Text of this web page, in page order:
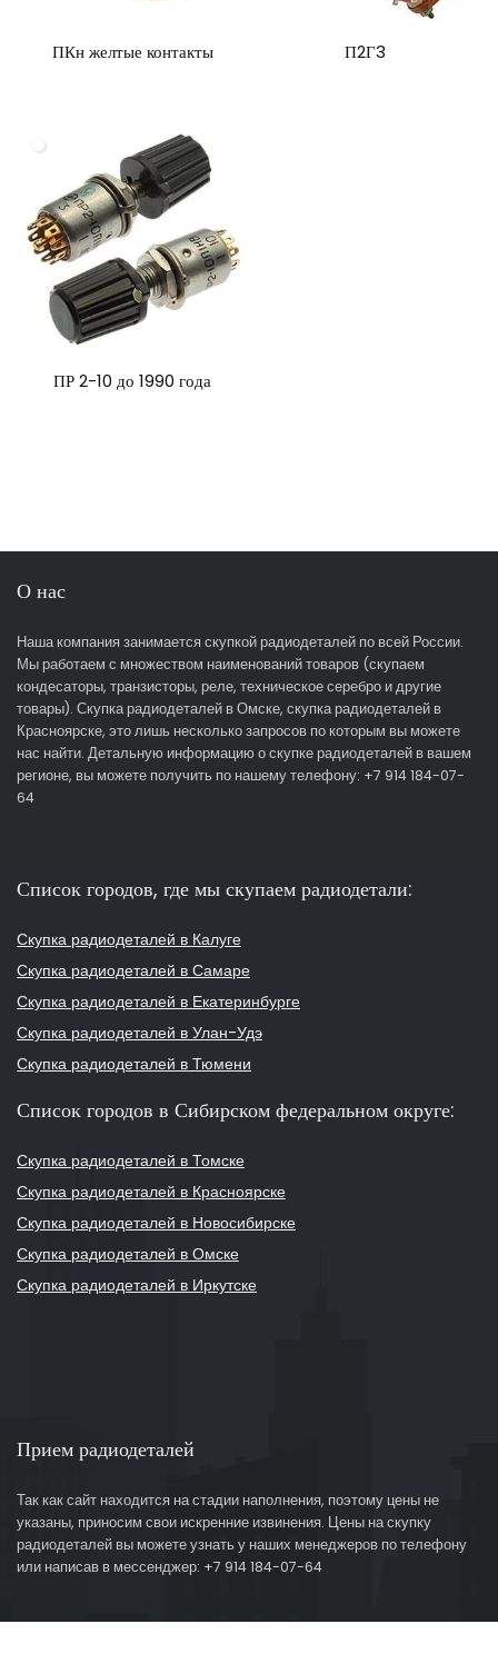
ПКн желтые контакты П2Г3
ПР 2-10 до 1990 года
О нас
Наша компания занимается скупкой радиодеталей по всей России.
Мы работаем с множеством наименований товаров (скупаем
кондесаторы, транзисторы, реле, техническое серебро и другие
товары). Скупка радиодеталей в Омске, скупка радиодеталей в
Красноярске, это лишь несколько запросов по которым вы можете
нас найти. Детальную информацию о скупке радиодеталей в вашем
регионе, вы можете получить по нашему телефону: +7 914 184-07-
64
Список городов, где мы скупаем радиодетали:
Скупка радиодеталей в Калуге
Скупка радиодеталей в Самаре
Скупка радиодеталей в Екатеринбурге
Скупка радиодеталей в Улан-Удэ
Скупка радиодеталей в Тюмени
Список городов в Сибирском федеральном округе:
Скупка радиодеталей в Томске
Скупка радиодеталей в Красноярске
Скупка радиодеталей в Новосибирске
Скупка радиодеталей в Омске
Скупка радиодеталей в Иркутске
Прием радиодеталей
Так как сайт находится на стадии наполнения, поэтому цены не
указаны, приносим свои искренние извинения. Цены на скупку
радиодеталей вы можете узнать у наших менеджеров по телефону
или написав в мессенджер: +7 914 184-07-64